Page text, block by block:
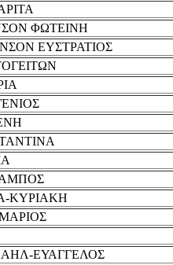
ΦΩΤΕΙΝΗ
ΕΥΣΤΡΑΤΙΟΣ
ΚΥΡΙΑΚΗ
ΕΥΑΓΓΕΛΟΣ